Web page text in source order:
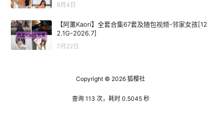
8月4日
【阿薰Kaori】全套合集67套及随包视频-邻家女孩[12
2.1G-2026.7]
7月22日
Copyright © 2026 狐樱社
查询 113 次，耗时 0.5045 秒